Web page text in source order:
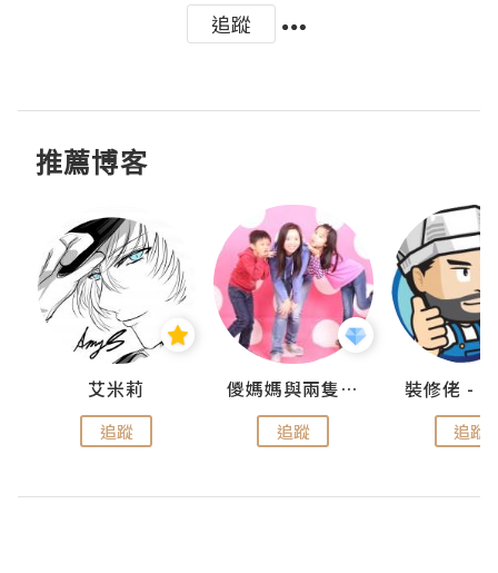
追蹤
推薦博客
艾米莉
追蹤
儍媽媽與兩隻小魔怪之家
追蹤 追蹤